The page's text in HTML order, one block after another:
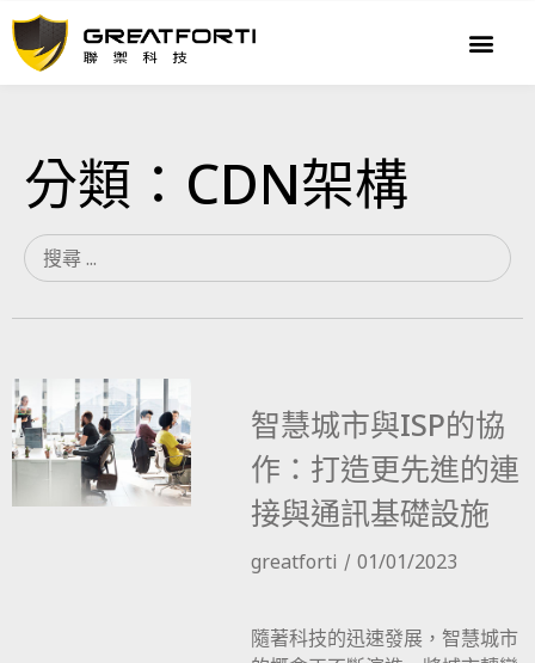
分類：CDN架構
智慧城市與ISP的協
作：打造更先進的連
接與通訊基礎設施
greatforti 01/01/2023
隨著科技的迅速發展，智慧城市